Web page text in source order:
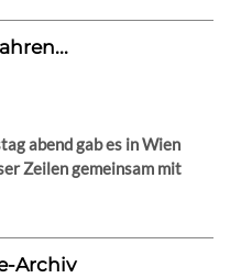
abend gab es in Wien
Zeilen gemeinsam mit
Archiv